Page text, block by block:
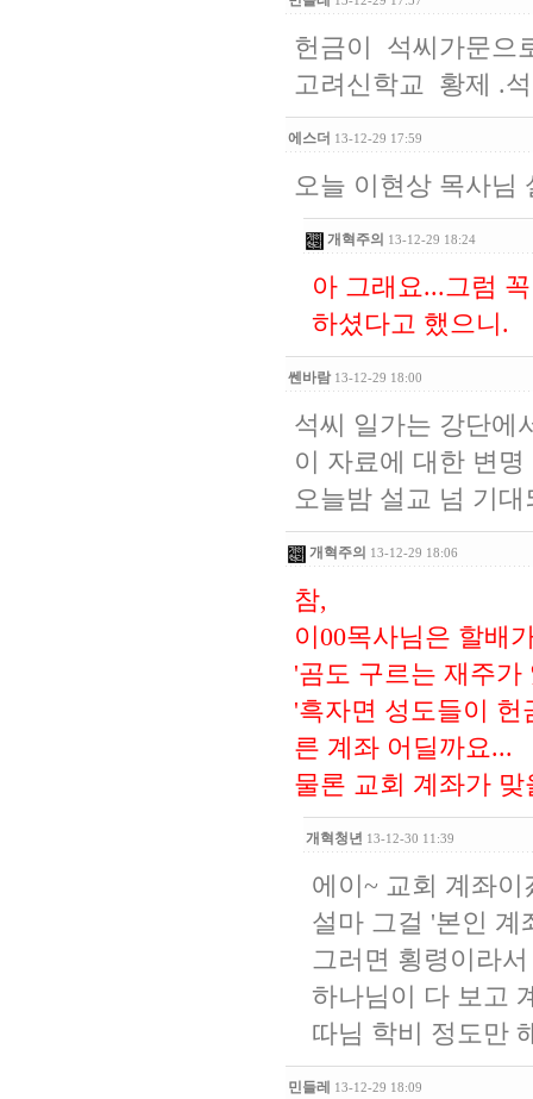
헌금이 석씨가문으
고려신학교 황제 .
에스더 13-12-29 17:59
오늘 이현상 목사님
개혁주의 13-12-29 18:24
아 그래요...그럼
하셨다고 했으니.
쎈바람 13-12-29 18:00
석씨 일가는 강단에
이 자료에 대한 변
오늘밤 설교 넘 기대
개혁주의 13-12-29 18:06
참,
이00목사님은 할배
'곰도 구르는 재주가
'흑자면 성도들이
른 계좌 어딜까요...
물론 교회 계좌가 맞
개혁청년 13-12-30 11:39
에이~ 교회 계좌이
설마 그걸 '본인 계
그러면 횡령이라
하나님이 다 보고
따님 학비 정도만
민들레 13-12-29 18:09